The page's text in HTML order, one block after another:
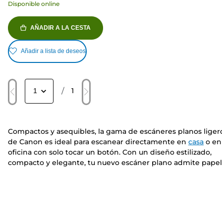
Disponible online
AÑADIR A LA CESTA
Añadir a lista de deseos
/ 1
Compactos y asequibles, la gama de escáneres planos
de Canon es ideal para escanear directamente en casa o
oficina con solo tocar un botón. Con un diseño estilizado,
compacto y elegante, tu nuevo escáner plano admite papel